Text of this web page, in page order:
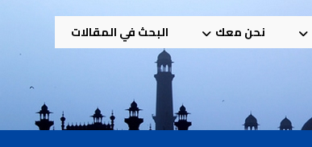
نحن معك البحث في المقالات